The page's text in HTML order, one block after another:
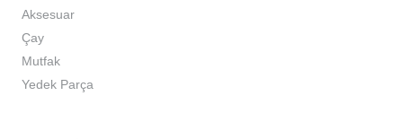
Aksesuar
Çay
Mutfak
Yedek Parça